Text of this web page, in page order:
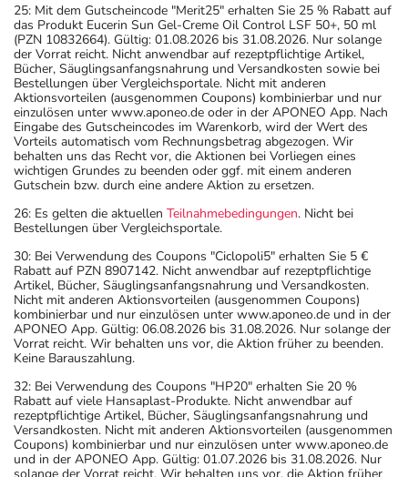
25: Mit dem Gutscheincode "Merit25" erhalten Sie 25 % Rabatt auf
das Produkt Eucerin Sun Gel-Creme Oil Control LSF 50+, 50 ml
(PZN 10832664). Gültig: 01.08.2026 bis 31.08.2026. Nur solange
der Vorrat reicht. Nicht anwendbar auf rezeptpflichtige Artikel,
Bücher, Säuglingsanfangsnahrung und Versandkosten sowie bei
Bestellungen über Vergleichsportale. Nicht mit anderen
Aktionsvorteilen (ausgenommen Coupons) kombinierbar und nur
einzulösen unter www.aponeo.de oder in der APONEO App. Nach
Eingabe des Gutscheincodes im Warenkorb, wird der Wert des
Vorteils automatisch vom Rechnungsbetrag abgezogen. Wir
behalten uns das Recht vor, die Aktionen bei Vorliegen eines
wichtigen Grundes zu beenden oder ggf. mit einem anderen
Gutschein bzw. durch eine andere Aktion zu ersetzen.
26: Es gelten die aktuellen Teilnahmebedingungen. Nicht bei
Bestellungen über Vergleichsportale.
30: Bei Verwendung des Coupons "Ciclopoli5" erhalten Sie 5 €
Rabatt auf PZN 8907142. Nicht anwendbar auf rezeptpflichtige
Artikel, Bücher, Säuglingsanfangsnahrung und Versandkosten.
Nicht mit anderen Aktionsvorteilen (ausgenommen Coupons)
kombinierbar und nur einzulösen unter www.aponeo.de und in der
APONEO App. Gültig: 06.08.2026 bis 31.08.2026. Nur solange der
Vorrat reicht. Wir behalten uns vor, die Aktion früher zu beenden.
Keine Barauszahlung.
32: Bei Verwendung des Coupons "HP20" erhalten Sie 20 %
Rabatt auf viele Hansaplast-Produkte. Nicht anwendbar auf
rezeptpflichtige Artikel, Bücher, Säuglingsanfangsnahrung und
Versandkosten. Nicht mit anderen Aktionsvorteilen (ausgenommen
Coupons) kombinierbar und nur einzulösen unter www.aponeo.de
und in der APONEO App. Gültig: 01.07.2026 bis 31.08.2026. Nur